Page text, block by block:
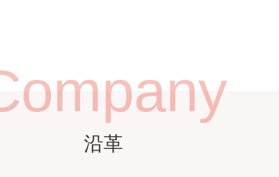
ご質問等
ください。
CAD / CAM / CAE
沿革